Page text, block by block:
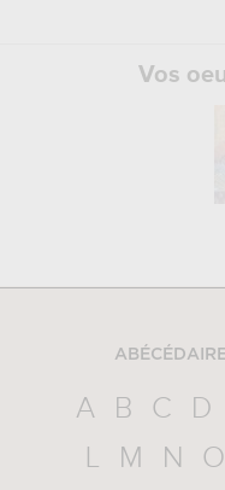
Vos
A B C D
L
M N O